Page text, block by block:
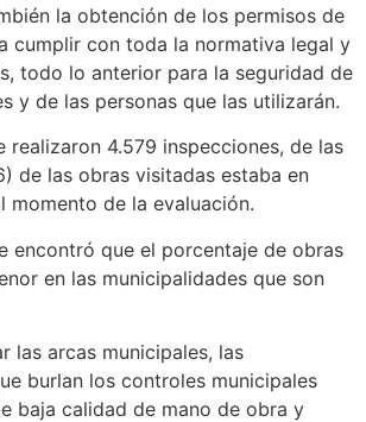
la obtención de los permisos de
cumplir con toda la normativa legal y
todo lo anterior para la seguridad de
y de las personas que las utilizarán.
realizaron 4.579 inspecciones, de las
de las obras visitadas estaba en
momento de la evaluación.
encontró que el porcentaje de obras
en las municipalidades que son
las arcas municipales, las
burlan los controles municipales
baja calidad de mano de obra y